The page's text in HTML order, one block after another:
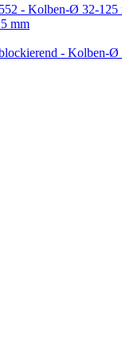
- Kolben-Ø 32-125
mm
- Kolben-Ø